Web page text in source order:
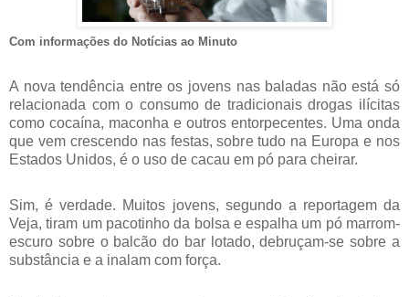
Com informações do Notícias ao Minuto
A nova tendência entre os jovens nas baladas não está só
relacionada com o consumo de tradicionais drogas ilícitas
como cocaína, maconha e outros entorpecentes. Uma onda
que vem crescendo nas festas, sobre tudo na Europa e nos
Estados Unidos, é o uso de cacau em pó para cheirar.
Sim, é verdade. Muitos jovens, segundo a reportagem da
Veja, tiram um pacotinho da bolsa e espalha um pó marrom-
escuro sobre o balcão do bar lotado, debruçam-se sobre a
substância e a inalam com força.